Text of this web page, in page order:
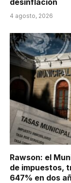
desinflación
4 agosto, 2026
Rawson: el
de impuestos,
647% en dos